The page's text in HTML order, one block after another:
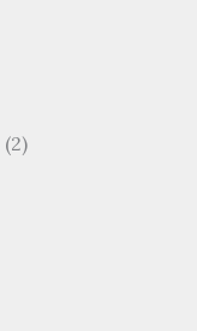
(2)